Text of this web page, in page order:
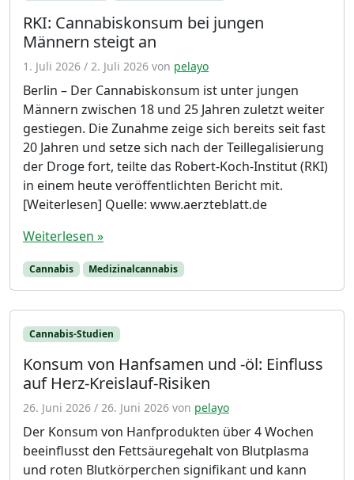
RKI: Cannabiskonsum bei jungen
Männern steigt an
1. Juli 2026 / 2. Juli 2026 von pelayo
Berlin – Der Cannabiskonsum ist unter jungen
Männern zwischen 18 und 25 Jahren zuletzt weiter
gestiegen. Die Zunahme zeige sich bereits seit fast
20 Jahren und setze sich nach der Teillegalisierung
der Droge fort, teilte das Robert-Koch-Institut (RKI)
in einem heute veröffentlichten Bericht mit.
[Weiterlesen] Quelle: www.aerzteblatt.de
Weiterlesen »
Cannabis Medizinalcannabis
Cannabis-Studien
Konsum von Hanfsamen und -öl: Einfluss
auf Herz-Kreislauf-Risiken
26. Juni 2026 / 26. Juni 2026 von pelayo
Der Konsum von Hanfprodukten über 4 Wochen
beeinflusst den Fettsäuregehalt von Blutplasma
und roten Blutkörperchen signifikant und kann